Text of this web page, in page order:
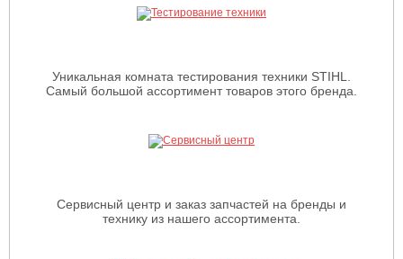
Уникальная комната тестирования техники STIHL.
Самый большой ассортимент товаров этого бренда.
Сервисный центр и заказ запчастей на бренды и
технику из нашего ассортимента.